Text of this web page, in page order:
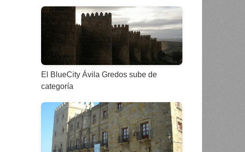
El BlueCity Ávila Gredos sube de
categoría